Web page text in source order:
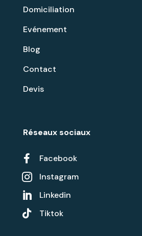
Réseaux sociaux
 Facebook
 Instagram

Linkedin

Tiktok
Domiciliation
Evénement
Blog
Contact
Devis